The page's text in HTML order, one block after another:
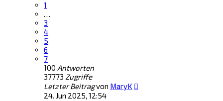
1
…
3
4
5
6
7
100 Antworten
37773 Zugriffe
Letzter Beitragvon MaryK
24. Jun 2025, 12:54